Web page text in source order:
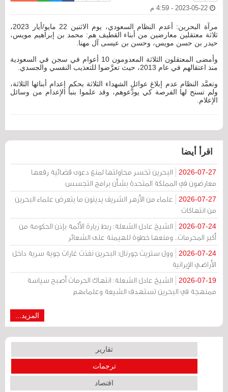
مرآة البحرين: أعدم النظام السعودي، يوم الاثنين 22 مايو/أيار 2023،
ثلاثة معتقلين معارضين من أبناء القطيف هم: محمد بن إبراهيم مويس،
حيدر بن حسن مويس، وحسن بن عيسى آل مهنا.
وأمضى المعتقلون الثلاثة المعدومون 10 أعوام في سجن في السعودية
منذ اعتقالهم في عام 2013، حيث تعرَّضوا للتعذيب النفسي والجسدي.
وتعمَّد النظام عدم إبلاغ عوائل الشهداء الثلاثة بحكم إعدام أبنائها الثلاثة،
ولم تسنح لها الفرصة كي يودَّعوهم، وقد علموا بنبأ الإعدام من وسائل
الإعلام.
اقرأ أيضا
2026-07-27
البحرين تخسر محاولتها لمنع دعوى قضائية رفعها
معارضون في المملكة المتحدة بشأن برامج التجسس
2026-07-27
علماء من الأزهر الشريف يدينون ما يتعرض علماء البحرين
من انتهاكات
2026-07-24
الشيخ عادل الشعلة: ربط زيارة الأئمة بإذن الحكومة من
أكبر المحرمات.. ومنعها خطوة للهيمنة على الشعائر
2026-07-24
وول ستريت جورنال: البحرين نفذت غارات جوية سرية داخل
الأراضي الإيرانية
2026-07-19
الشيخ عادل الشعلة: انتهاك الحرمات أصبح سياسة
ممنهجة في البحرين تستهدف الشيعة وعلماءهم
المزيد...
تقارير
ترجمات
اقتصاد